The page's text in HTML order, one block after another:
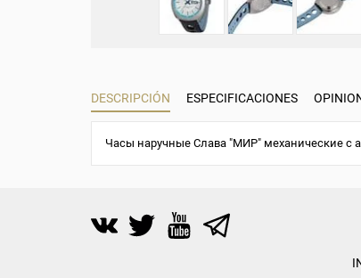
DESCRIPCIÓN ESPECIFICACIONES
Часы наручные Слава "МИР" механические с